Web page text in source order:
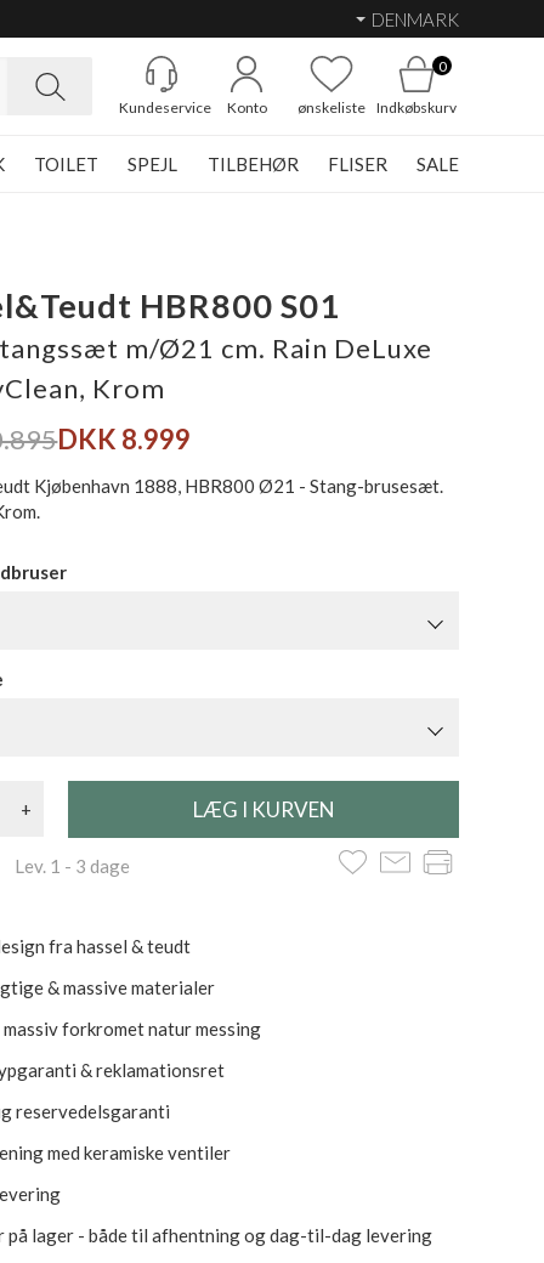
DENMARK
Kundeservice Konto ønskeliste
0
Indkøbskurv
TOILET SPEJL TILBEHØR FLISER SALE
HBR800 S01
m/Ø21 cm. Rain DeLuxe
Krom
DKK 8.999
Kjøbenhavn 1888, HBR800 Ø21 - Stang-brusesæt.
+
1 - 3 dage
fra hassel & teudt
& massive materialer
forkromet natur messing
& reklamationsret
reservedelsgaranti
med keramiske ventiler
på lager - både til afhentning og dag-til-dag levering